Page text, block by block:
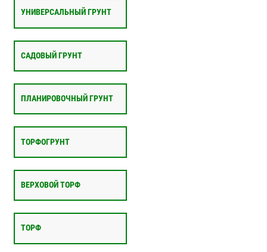
УНИВЕРСАЛЬНЫЙ ГРУНТ
САДОВЫЙ ГРУНТ
ПЛАНИРОВОЧНЫЙ ГРУНТ
ТОРФОГРУНТ
ВЕРХОВОЙ ТОРФ
ТОРФ